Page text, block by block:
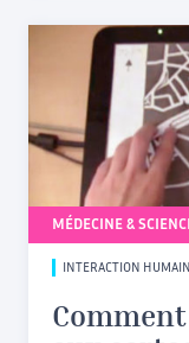
MÉDECINE &
INTERACTION